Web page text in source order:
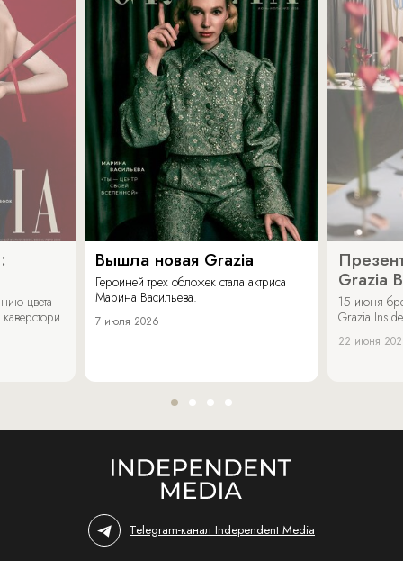
цвета
Вышла новая Grazia
Героиней трех обложек стала актриса
Марина Васильева.
7 июля 2026
Grazia
15 июня
Grazia
22 июня
Telegram-канал Independent Media